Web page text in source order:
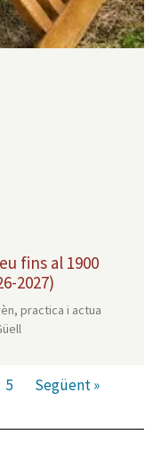
fins al 1900
2027)
practica i actua
5 Següent »